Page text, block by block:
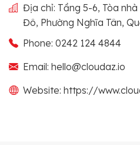
Địa chỉ: Tầng 5-6, Tòa
Đô, Phường Nghĩa Tân,
Phone: 0242 124 4844
Email: hello@cloudaz.io
Website: https://